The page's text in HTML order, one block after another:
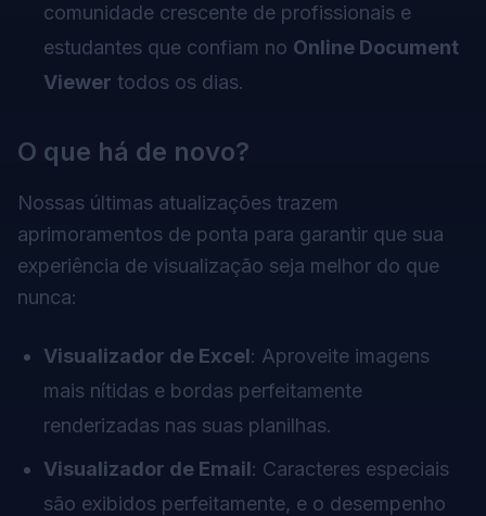
comunidade crescente de profissionais e
estudantes que confiam no Online Document
Viewer todos os dias.
O que há de novo?
Nossas últimas atualizações trazem
aprimoramentos de ponta para garantir que sua
experiência de visualização seja melhor do que
nunca:
Visualizador de Excel: Aproveite imagens
mais nítidas e bordas perfeitamente
renderizadas nas suas planilhas.
Visualizador de Email: Caracteres especiais
são exibidos perfeitamente, e o desempenho